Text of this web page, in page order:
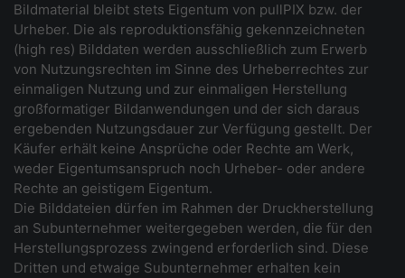
Bildmaterial bleibt stets Eigentum von pullPIX bzw. der
Urheber. Die als reproduktionsfähig gekennzeichneten
(high res) Bilddaten werden ausschließlich zum Erwerb
von Nutzungsrechten im Sinne des Urheberrechtes zur
einmaligen Nutzung und zur einmaligen Herstellung
großformatiger Bildanwendungen und der sich daraus
ergebenden Nutzungsdauer zur Verfügung gestellt. Der
Käufer erhält keine Ansprüche oder Rechte am Werk,
weder Eigentumsanspruch noch Urheber- oder andere
Rechte an geistigem Eigentum.
Die Bilddateien dürfen im Rahmen der Druckherstellung
an Subunternehmer weitergegeben werden, die für den
Herstellungsprozess zwingend erforderlich sind. Diese
Dritten und etwaige Subunternehmer erhalten kein